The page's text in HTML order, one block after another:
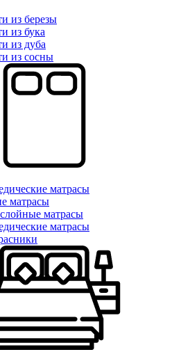
из березы
из бука
из дуба
из сосны
матрасы
матрасы
матрасы
матрасы